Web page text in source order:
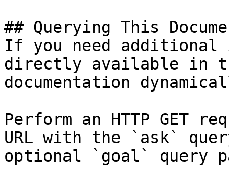
## Querying This
If you need
directly available in
documentation
Perform an HTTP GET
URL with the `ask`
optional `goal` query